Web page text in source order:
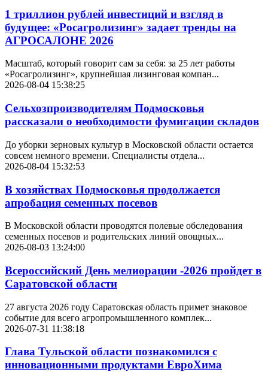
1 триллион рублей инвестиций и взгляд в
будущее: «Росагролизинг» задает тренды на
АГРОСАЛОНЕ 2026
Масштаб, который говорит сам за себя: за 25 лет работы
«Росагролизинг», крупнейшая лизинговая компан...
2026-08-04 15:38:25
Сельхозпроизводителям Подмосковья
рассказали о необходимости фумигации складов
До уборки зерновых культур в Московской области остается
совсем немного времени. Специалисты отдела...
2026-08-04 15:32:53
В хозяйствах Подмосковья продолжается
апробация семенных посевов
В Московской области проводятся полевые обследования
семенных посевов и родительских линий овощных...
2026-08-03 13:24:00
Всероссийский День мелиорации -2026 пройдет в
Саратовской области
27 августа 2026 году Саратовская область примет знаковое
событие для всего агропромышленного комплек...
2026-07-31 11:38:18
Глава Тульской области познакомился с
инновационными продуктами ЕвроХима